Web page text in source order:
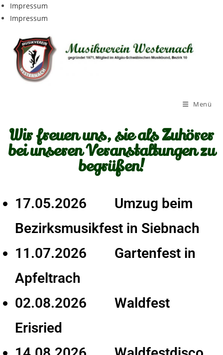
Impressum
Impressum
Menü
Wir freuen uns, sie als Zuhörer
bei unseren Veranstaltungen zu
begrüßen!
17.05.2026 Umzug beim
Bezirksmusikfest in Siebnach
11.07.2026 Gartenfest in
Apfeltrach
02.08.2026 Waldfest
Erisried